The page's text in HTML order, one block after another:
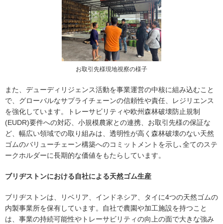
お取引先様現地視察の様子
また、デューディリジェンス活動を事業運営の中核に組み込むこと
で、グローバルなサプライチェーンの信頼性や責任、レジリエンス
を強化しています。トレーサビリティや欧州森林破壊防止規制
(EUDR)要件への対応、小規模農家との連携、お取引先様の保証な
ど、幅広い領域での取り組みは、透明性が高く森林破壊のない天然
ゴムのバリューチェーン構築へのコミットメントを示し､全てのステ
ークホルダーに長期的な価値をもたらしています。
ブリヂストンにおける自社による天然ゴム生産
ブリヂストンは、リベリア、インドネシア、タイに4つの天然ゴムの
内製事業所を保有しています。自社で農園や加工施設を持つこと
は、事業の持続可能性やトレーサビリティの向上の面で大きな強み